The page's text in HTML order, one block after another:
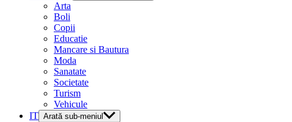
Arta
Boli
Copii
Educatie
Mancare si Bautura
Moda
Sanatate
Societate
Turism
Vehicule
IT Arată sub-meniul